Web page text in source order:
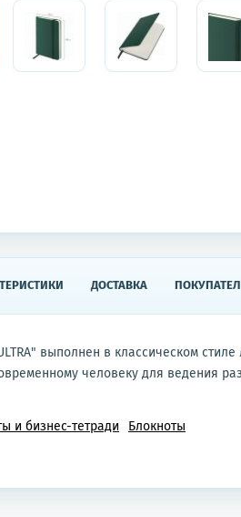
ДОСТАВКА
выполнен в классическом
человеку для ведения
и бизнес-тетради Блокноты